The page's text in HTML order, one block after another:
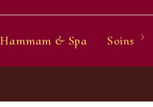
Hammam & Spa Soins